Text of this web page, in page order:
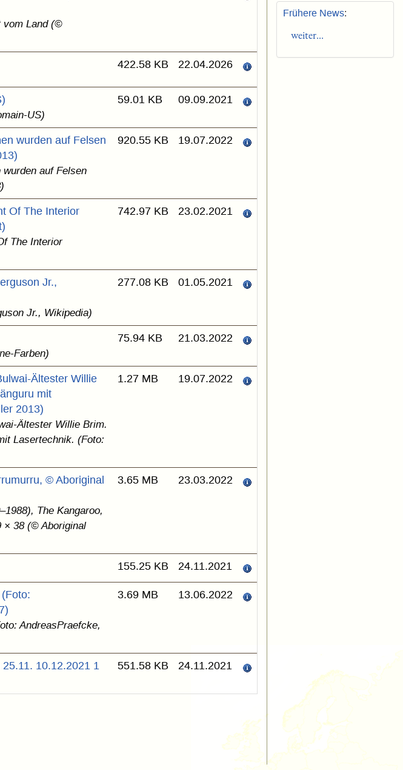
vom Land (©
422.58 KB 22.04.2026
US)
59.01 KB 09.09.2021
wurden auf Felsen
auf Felsen
920.55 KB 19.07.2022
Of The Interior
The Interior
742.97 KB 23.02.2021
Jr.,
Jr., Wikipedia)
277.08 KB 01.05.2021
Farben)
75.94 KB 21.03.2022
Ältester Willie
mit
2013)
Ältester Willie Brim.
Lasertechnik. (Foto:
1.27 MB 19.07.2022
© Aboriginal
The Kangaroo,
× 38 (© Aboriginal
3.65 MB 23.03.2022
155.25 KB 24.11.2021
AndreasPraefcke,
3.69 MB 13.06.2022
10.12.2021 1
551.58 KB 24.11.2021
Frühere News:
weiter...